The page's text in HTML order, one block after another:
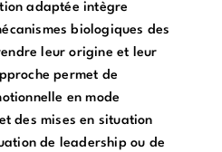
adaptée intègre
biologiques des
leur origine et leur
permet de
en mode
des mises en situation
de leadership ou de